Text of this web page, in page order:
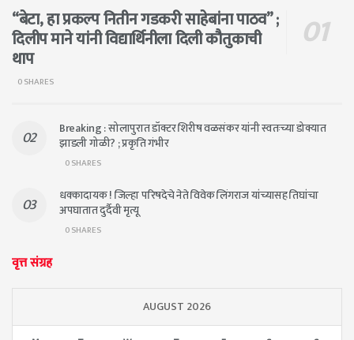
“बेटा, हा प्रकल्प नितीन गडकरी साहेबांना पाठव” ;
दिलीप माने यांनी विद्यार्थिनीला दिली कौतुकाची
थाप
0 SHARES
Breaking : सोलापुरात डॉक्टर शिरीष वळसंकर यांनी स्वतःच्या डोक्यात
झाडली गोळी? ; प्रकृति गंभीर
0 SHARES
धक्कादायक ! जिल्हा परिषदेचे नेते विवेक लिंगराज यांच्यासह तिघांचा
अपघातात दुर्दैवी मृत्यू
0 SHARES
वृत्त संग्रह
AUGUST 2026